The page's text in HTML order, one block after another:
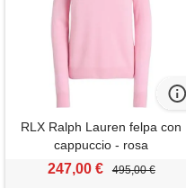
RLX Ralph Lauren felpa con
cappuccio - rosa
247,00 € 495,00 €